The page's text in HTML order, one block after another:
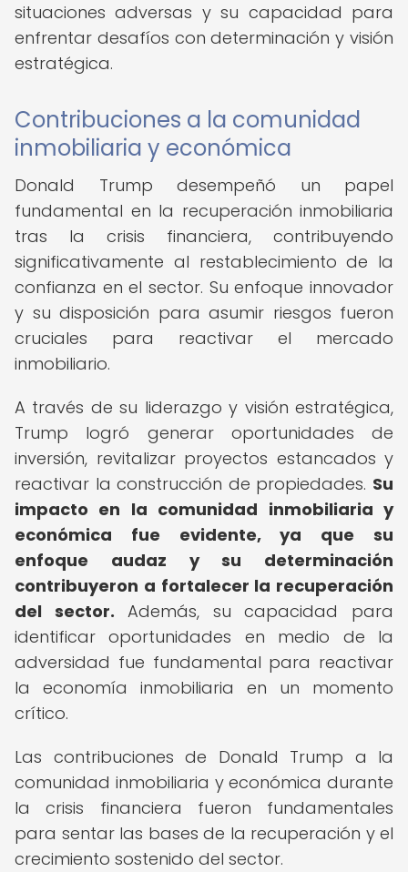
situaciones adversas y su capacidad para
enfrentar desafíos con determinación y visión
estratégica.
Contribuciones a la comunidad
inmobiliaria y económica
Donald Trump desempeñó un papel
fundamental en la recuperación inmobiliaria
tras la crisis financiera, contribuyendo
significativamente al restablecimiento de la
confianza en el sector. Su enfoque innovador
y su disposición para asumir riesgos fueron
cruciales para reactivar el mercado
inmobiliario.
A través de su liderazgo y visión estratégica,
Trump logró generar oportunidades de
inversión, revitalizar proyectos estancados y
reactivar la construcción de propiedades. Su
impacto en la comunidad inmobiliaria y
económica fue evidente, ya que su
enfoque audaz y su determinación
contribuyeron a fortalecer la recuperación
del sector. Además, su capacidad para
identificar oportunidades en medio de la
adversidad fue fundamental para reactivar
la economía inmobiliaria en un momento
crítico.
Las contribuciones de Donald Trump a la
comunidad inmobiliaria y económica durante
la crisis financiera fueron fundamentales
para sentar las bases de la recuperación y el
crecimiento sostenido del sector.